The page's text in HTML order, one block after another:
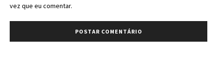
vez que eu comentar.